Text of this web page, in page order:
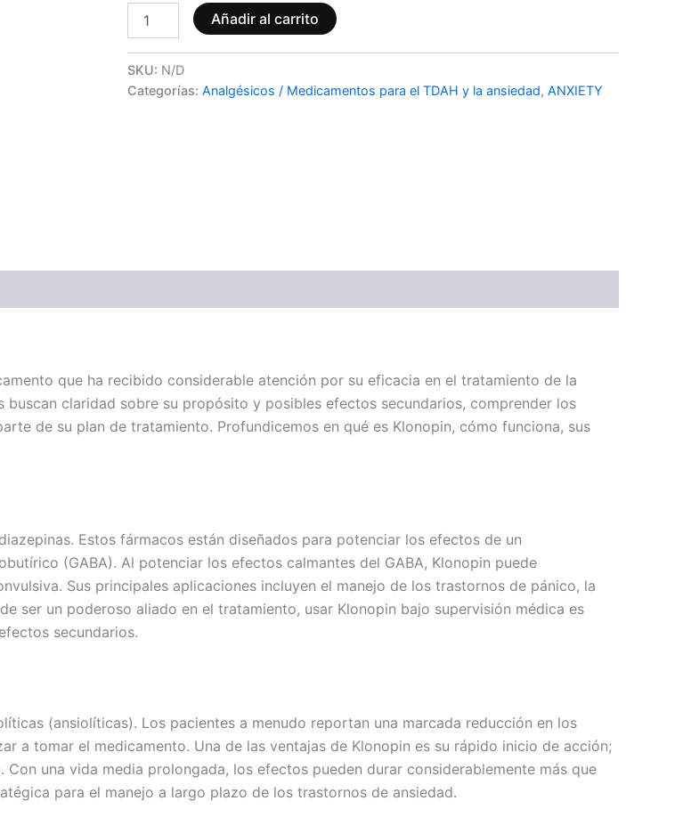
Añadir al carrito
SKU: N/D
Categorías: Analgésicos / Medicamentos para el TDAH y la ansiedad, ANXIETY
que ha recibido considerable atención por su eficacia en el tratamiento de la
claridad sobre su propósito y posibles efectos secundarios, comprender los
de su plan de tratamiento. Profundicemos en qué es Klonopin, cómo funciona, sus
Estos fármacos están diseñados para potenciar los efectos de un
(GABA). Al potenciar los efectos calmantes del GABA, Klonopin puede
Sus principales aplicaciones incluyen el manejo de los trastornos de pánico, la
ser un poderoso aliado en el tratamiento, usar Klonopin bajo supervisión médica es
secundarios.
(ansiolíticas). Los pacientes a menudo reportan una marcada reducción en los
a tomar el medicamento. Una de las ventajas de Klonopin es su rápido inicio de acción;
una vida media prolongada, los efectos pueden durar considerablemente más que
para el manejo a largo plazo de los trastornos de ansiedad.